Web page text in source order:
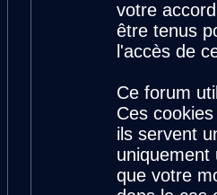
votre
être tenus
l'accès de
Ce forum
Ces
ils servent
uniquement
que votre